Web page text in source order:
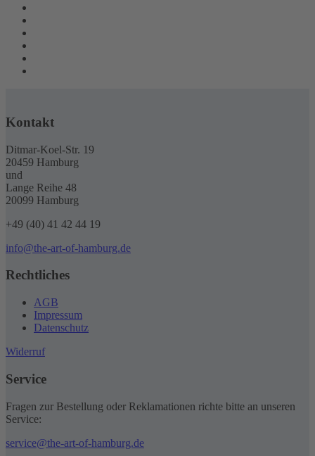
Kontakt
Ditmar-Koel-Str. 19
20459 Hamburg
und
Lange Reihe 48
20099 Hamburg
+49 (40) 41 42 44 19
info@the-art-of-hamburg.de
Rechtliches
AGB
Impressum
Datenschutz
Widerruf
Service
Fragen zur Bestellung oder Reklamationen richte bitte an unseren
Service:
service@the-art-of-hamburg.de